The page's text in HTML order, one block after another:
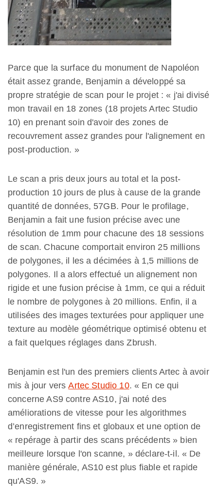
Parce que la surface du monument de Napoléon
était assez grande, Benjamin a développé sa
propre stratégie de scan pour le projet : « j'ai divisé
mon travail en 18 zones (18 projets Artec Studio
10) en prenant soin d'avoir des zones de
recouvrement assez grandes pour l'alignement en
post-production. »
Le scan a pris deux jours au total et la post-
production 10 jours de plus à cause de la grande
quantité de données, 57GB. Pour le profilage,
Benjamin a fait une fusion précise avec une
résolution de 1mm pour chacune des 18 sessions
de scan. Chacune comportait environ 25 millions
de polygones, il les a décimées à 1,5 millions de
polygones. Il a alors effectué un alignement non
rigide et une fusion précise à 1mm, ce qui a réduit
le nombre de polygones à 20 millions. Enfin, il a
utilisées des images texturées pour appliquer une
texture au modèle géométrique optimisé obtenu et
a fait quelques réglages dans Zbrush.
Benjamin est l'un des premiers clients Artec à avoir
mis à jour versArtec Studio 10. « En ce qui
concerne AS9 contre AS10, j'ai noté des
améliorations de vitesse pour les algorithmes
d’enregistrement fins et globaux et une option de
« repérage à partir des scans précédents » bien
meilleure lorsque l'on scanne, » déclare-t-il. « De
manière générale, AS10 est plus fiable et rapide
qu'AS9. »